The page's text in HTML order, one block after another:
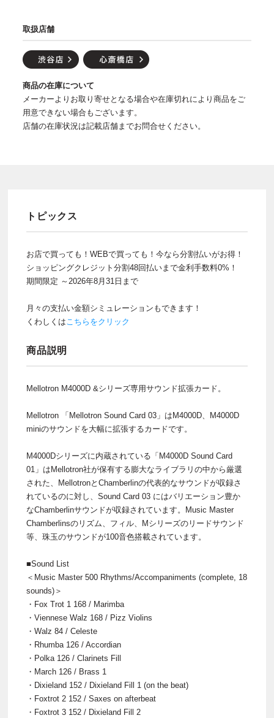
取扱店舗
商品の在庫について
メーカーよりお取り寄せとなる場合や在庫切れにより商品をご
用意できない場合もございます。
店舗の在庫状況は記載店舗までお問合せください。
トピックス
お店で買っても！WEBで買っても！今なら分割払いがお得！
ショッピングクレジット分割48回払いまで金利手数料0%！
期間限定 ～2026年8月31日まで
月々の支払い金額シミュレーションもできます！
くわしくはこちらをクリック
商品説明
Mellotron M4000D &シリーズ専用サウンド拡張カード。
Mellotron 「Mellotron Sound Card 03」はM4000D、M4000D
miniのサウンドを大幅に拡張するカードです。
M4000Dシリーズに内蔵されている「M4000D Sound Card
01」はMellotron社が保有する膨大なライブラリの中から厳選
された、MellotronとChamberlinの代表的なサウンドが収録さ
れているのに対し、Sound Card 03 にはバリエーション豊か
なChamberlinサウンドが収録されています。Music Master
Chamberlinsのリズム、フィル、Mシリーズのリードサウンド
等、珠玉のサウンドが100音色搭載されています。
■Sound List
＜Music Master 500 Rhythms/Accompaniments (complete, 18
sounds)＞
・Fox Trot 1 168 / Marimba
・Viennese Walz 168 / Pizz Violins
・Walz 84 / Celeste
・Rhumba 126 / Accordian
・Polka 126 / Clarinets Fill
・March 126 / Brass 1
・Dixieland 152 / Dixieland Fill 1 (on the beat)
・Foxtrot 2 152 / Saxes on afterbeat
・Foxtrot 3 152 / Dixieland Fill 2